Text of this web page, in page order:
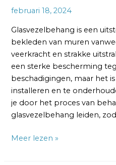
februari 18, 2024
Glasvezelbehang is een
bekleden van muren
veerkracht en strakke
een sterke bescherming
beschadigingen, maar het
installeren en te
je door het proces van
glasvezelbehang leiden,
Meer lezen »